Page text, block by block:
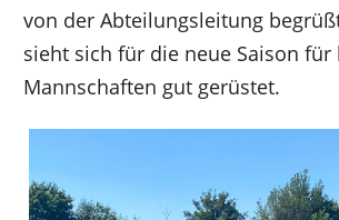
von der Abteilungsleitung
sieht sich für die neue Saison für
Mannschaften gut gerüstet.